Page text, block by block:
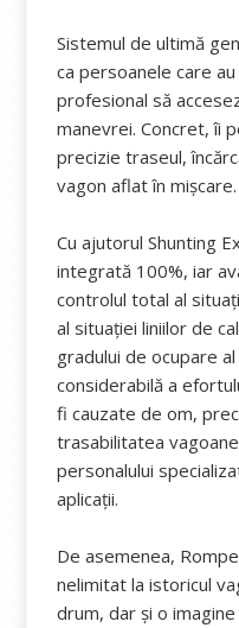
Sistemul de ultimă
ca persoanele care
profesional să
manevrei. Concret, îi
precizie traseul,
vagon aflat în mișcare.
Cu ajutorul Shunting
integrată 100%, iar
controlul total al
al situației liniilor de
gradului de ocupare
considerabilă a
fi cauzate de om,
trasabilitatea
personalului
aplicații.
De asemenea,
nelimitat la istoricul
drum, dar și o